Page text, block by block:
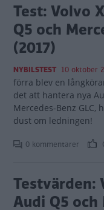
Test: Volvo
Q5 och
(2017)
NYBILSTEST 10 oktober
förra blev en
det att hantera nya
Mercedes-Benz
dust om ledningen!
0 kommentarer
Testvärden:
Audi Q5 och